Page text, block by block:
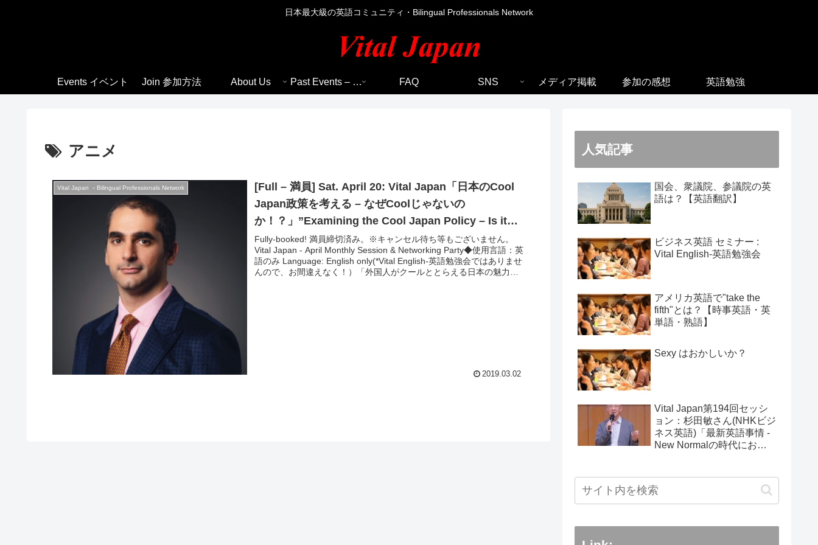
日本最大級の英語コミュニティ・Bilingual Professionals Network
Events イベント Join 参加方法 About Us Past Events – 過去のイベント FAQ SNS メディア掲載 参加の感想 英語勉強
アニメ
Vital Japan －Bilingual Professionals Network
[Full – 満員] Sat. April 20: Vital Japan「日本のCool
Japan政策を考える – なぜCoolじゃないの
か！？」”Examining the Cool Japan Policy – Is it
Actually Cool?”◆英語セミナー
Fully-booked! 満員締切済み。※キャンセル待ち等もございません。
Vital Japan - April Monthly Session & Networking Party◆使用言語：英
語のみ Language: English only(*Vital English-英語勉強会ではありませ
んので、お間違えなく！）「外国人がクールととらえる日本の魅力」
2019.03.02
人気記事
国会、衆議院、参議院の英
語は？【英語翻訳】
ビジネス英語 セミナー :
Vital English-英語勉強会
アメリカ英語で"take the
fifth"とは？【時事英語・英
単語・熟語】
Sexy はおかしいか？
Vital Japan第194回セッシ
ョン：杉田敏さん(NHKビジ
ネス英語)「最新英語事情 -
New Normalの時代におけ